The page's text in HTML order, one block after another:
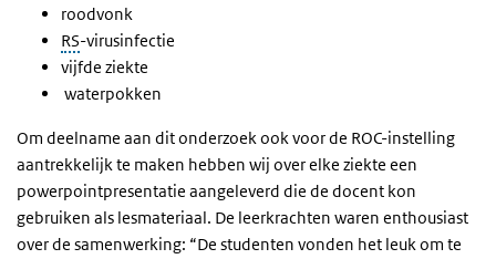
roodvonk
RS-virusinfectie
vijfde ziekte
waterpokken
Om deelname aan dit onderzoek ook voor de ROC-instelling
aantrekkelijk te maken hebben wij over elke ziekte een
powerpointpresentatie aangeleverd die de docent kon
gebruiken als lesmateriaal. De leerkrachten waren enthousiast
over de samenwerking: “De studenten vonden het leuk om te